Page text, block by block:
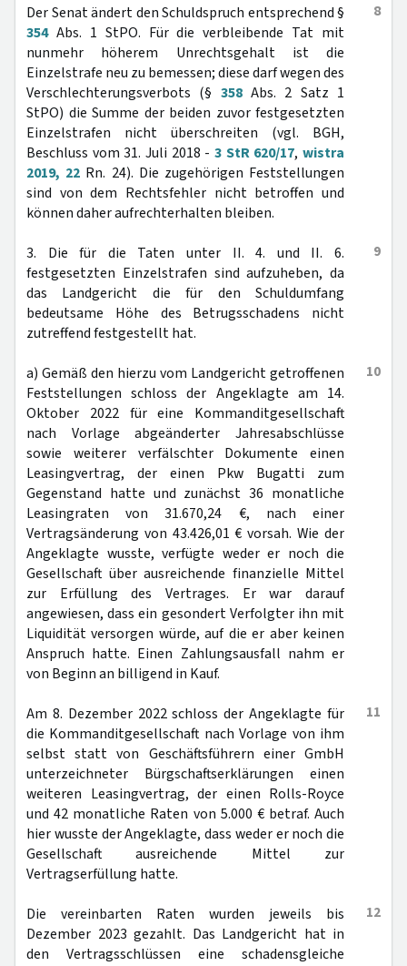
8
Der Senat ändert den Schuldspruch entsprechend §
354Abs. 1 StPO. Für die verbleibende Tat mit
nunmehr höherem Unrechtsgehalt ist die
Einzelstrafe neu zu bemessen; diese darf wegen des
Verschlechterungsverbots (§ 358Abs. 2 Satz 1
StPO) die Summe der beiden zuvor festgesetzten
Einzelstrafen nicht überschreiten (vgl. BGH,
Beschluss vom 31. Juli 2018 - 3 StR 620/17,wistra
2019, 22 Rn. 24). Die zugehörigen Feststellungen
sind von dem Rechtsfehler nicht betroffen und
können daher aufrechterhalten bleiben.
9
3. Die für die Taten unter II. 4. und II. 6.
festgesetzten Einzelstrafen sind aufzuheben, da
das Landgericht die für den Schuldumfang
bedeutsame Höhe des Betrugsschadens nicht
zutreffend festgestellt hat.
10
a) Gemäß den hierzu vom Landgericht getroffenen
Feststellungen schloss der Angeklagte am 14.
Oktober 2022 für eine Kommanditgesellschaft
nach Vorlage abgeänderter Jahresabschlüsse
sowie weiterer verfälschter Dokumente einen
Leasingvertrag, der einen Pkw Bugatti zum
Gegenstand hatte und zunächst 36 monatliche
Leasingraten von 31.670,24 €, nach einer
Vertragsänderung von 43.426,01 € vorsah. Wie der
Angeklagte wusste, verfügte weder er noch die
Gesellschaft über ausreichende finanzielle Mittel
zur Erfüllung des Vertrages. Er war darauf
angewiesen, dass ein gesondert Verfolgter ihn mit
Liquidität versorgen würde, auf die er aber keinen
Anspruch hatte. Einen Zahlungsausfall nahm er
von Beginn an billigend in Kauf.
11
Am 8. Dezember 2022 schloss der Angeklagte für
die Kommanditgesellschaft nach Vorlage von ihm
selbst statt von Geschäftsführern einer GmbH
unterzeichneter Bürgschaftserklärungen einen
weiteren Leasingvertrag, der einen Rolls-Royce
und 42 monatliche Raten von 5.000 € betraf. Auch
hier wusste der Angeklagte, dass weder er noch die
Gesellschaft ausreichende Mittel zur
Vertragserfüllung hatte.
12
Die vereinbarten Raten wurden jeweils bis
Dezember 2023 gezahlt. Das Landgericht hat in
den Vertragsschlüssen eine schadensgleiche